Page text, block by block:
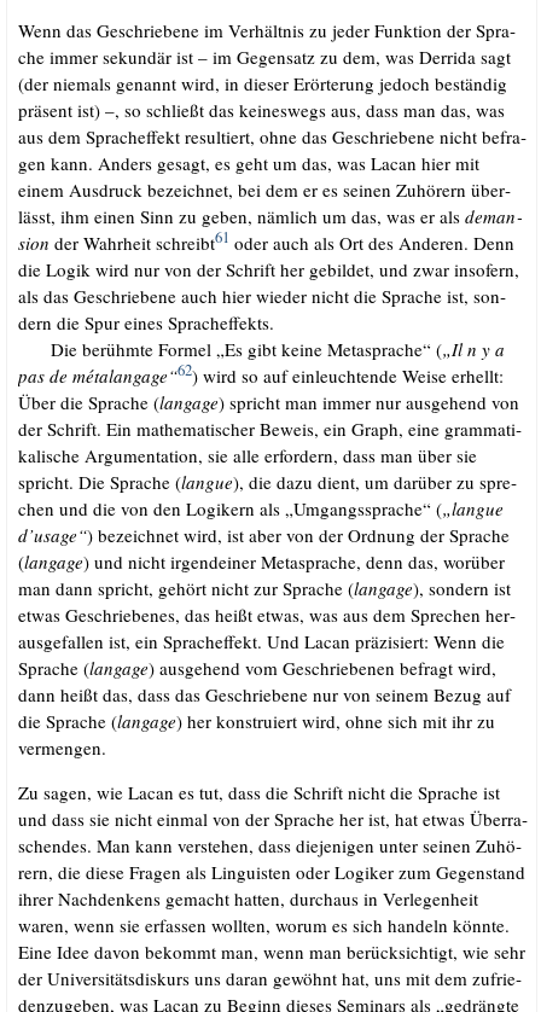
Wenn das Geschrie­be­ne im Ver­hält­nis zu jeder Funk­ti­on der Spra­
che immer sekun­där ist – im Gegen­satz zu dem, was Der­ri­da sagt
(der nie­mals genannt wird, in die­ser Erör­te­rung jedoch bestän­dig
prä­sent ist) –, so schließt das kei­nes­wegs aus, dass man das, was
aus dem Sprach­ef­fekt resul­tiert, ohne das Geschrie­be­ne nicht befra­
gen kann. Anders gesagt, es geht um das, was Lacan hier mit
einem Aus­druck bezeich­net, bei dem er es sei­nen Zuhö­rern über­
lässt, ihm einen Sinn zu geben, näm­lich um das, was er als dem­an­
si­on der Wahr­heit schreibt61 oder auch als Ort des Ande­ren. Denn
die Logik wird nur von der Schrift her gebil­det, und zwar inso­fern,
als das Geschrie­be­ne auch hier wie­der nicht die Spra­che ist, son­
dern die Spur eines Spracheffekts.
Die berühm­te For­mel „Es gibt kei­ne Meta­spra­che“ („Il n y a
pas de métalan­ga­ge“62) wird so auf ein­leuch­ten­de Wei­se erhellt:
Über die Spra­che (lan­ga­ge) spricht man immer nur aus­ge­hend von
der Schrift. Ein mathe­ma­ti­scher Beweis, ein Graph, eine gram­ma­ti­
ka­li­sche Argu­men­ta­ti­on, sie alle erfor­dern, dass man über sie
spricht. Die Spra­che (lan­gue), die dazu dient, um dar­über zu spre­
chen und die von den Logi­kern als „Umgangs­spra­che“ („lan­gue
d’usage“) bezeich­net wird, ist aber von der Ord­nung der Spra­che
(lan­ga­ge) und nicht irgend­ei­ner Meta­spra­che, denn das, wor­über
man dann spricht, gehört nicht zur Spra­che (lan­ga­ge), son­dern ist
etwas Geschrie­be­nes, das heißt etwas, was aus dem Spre­chen her­
aus­ge­fal­len ist, ein Sprach­ef­fekt. Und Lacan prä­zi­siert: Wenn die
Spra­che (lan­ga­ge) aus­ge­hend vom Geschrie­be­nen befragt wird,
dann heißt das, dass das Geschrie­be­ne nur von sei­nem Bezug auf
die Spra­che (lan­ga­ge) her kon­stru­iert wird, ohne sich mit ihr zu
ver­men­gen.
Zu sagen, wie Lacan es tut, dass die Schrift nicht die Spra­che ist
und dass sie nicht ein­mal von der Spra­che her ist, hat etwas Über­ra­
schen­des. Man kann ver­ste­hen, dass die­je­ni­gen unter sei­nen Zuhö­
rern, die die­se Fra­gen als Lin­gu­is­ten oder Logi­ker zum Gegen­stand
ihrer Nach­den­kens gemacht hat­ten, durch­aus in Ver­le­gen­heit
waren, wenn sie erfas­sen woll­ten, wor­um es sich han­deln könn­te.
Eine Idee davon bekommt man, wenn man berück­sich­tigt, wie sehr
der Uni­ver­si­täts­dis­kurs uns dar­an gewöhnt hat, uns mit dem zufrie­
den­zu­ge­ben, was Lacan zu Beginn die­ses Semi­nars als „gedräng­te